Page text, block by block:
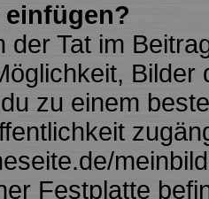
der Tat im
zu einem
Festplatte